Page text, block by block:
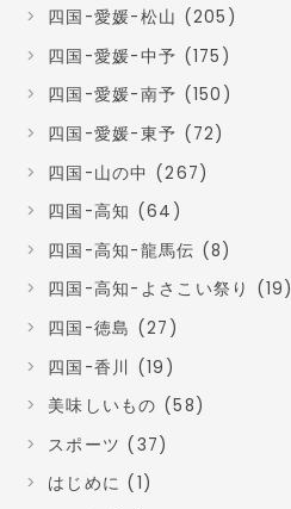
四国-愛媛-松山 (205)
四国-愛媛-中予 (175)
四国-愛媛-南予 (150)
四国-愛媛-東予 (72)
四国-山の中 (267)
四国-高知 (64)
四国-高知-龍馬伝 (8)
四国-高知-よさこい祭り (19)
四国-徳島 (27)
四国-香川 (19)
美味しいもの (58)
スポーツ (37)
はじめに (1)